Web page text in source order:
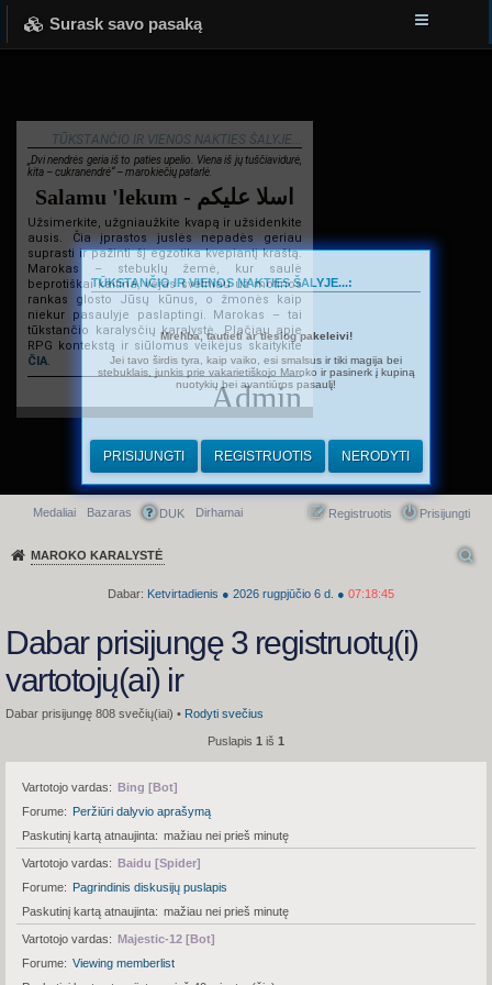
Surask savo pasaką
TŪKSTANČIO IR VIENOS NAKTIES ŠALYJE...
„Dvi nendrės geria iš to paties upelio. Viena iš jų tuščiavidurė,
kita – cukranendrė“ – marokiečių patarlė.
Salamu 'lekum - اسلا عليكم
Užsimerkite, užgniaužkite kvapą ir užsidenkite
ausis. Čia įprastos juslės nepadės geriau
suprasti ir pažinti šį egzotika kvepiantį kraštą.
Marokas – stebuklų žemė, kur saulė
beprotiškai kaitina, vėjas švelniau už motinos
rankas glosto Jūsų kūnus, o žmonės kaip
niekur pasaulyje paslaptingi. Marokas – tai
tūkstančio karalysčių karalystė. Plačiau apie
RPG kontekstą ir siūlomus veikėjus skaitykite
ČIA.
Admin
Greitasis meniu
Medaliai Bazaras DUK Dirhamai Prisijungti
Registruotis
MAROKO KARALYSTĖ
Dabar: Ketvirtadienis ● 2026 rugpjūčio 6 d. ● 07:18:45
TŪKSTANČIO IR VIENOS NAKTIES ŠALYJE...:
Mrehba, tautieti ar tiesiog pakeleivi!
Jei tavo širdis tyra, kaip vaiko, esi smalsus ir tiki magija bei
stebuklais, junkis prie vakarietiškojo Maroko ir pasinerk į kupiną
nuotykių bei avantiūros pasaulį!
PRISIJUNGTI REGISTRUOTIS NERODYTI
Dabar prisijungę 3 registruotų(i)
vartotojų(ai) ir
Dabar prisijungę 808 svečių(iai) • Rodyti svečius
Puslapis 1 iš 1
Vartotojo vardas
Bing [Bot]
Forume
Peržiūri dalyvio aprašymą
Paskutinį kartą atnaujinta
mažiau nei prieš minutę
Vartotojo vardas
Baidu [Spider]
Forume
Pagrindinis diskusijų puslapis
Paskutinį kartą atnaujinta
mažiau nei prieš minutę
Vartotojo vardas
Majestic-12 [Bot]
Forume
Viewing memberlist